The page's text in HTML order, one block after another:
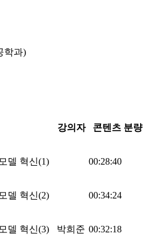
학과)
강의자 콘텐츠 분량
델 혁신(1)
박희준
00:28:40
델 혁신(2) 00:34:24
델 혁신(3) 00:32:18